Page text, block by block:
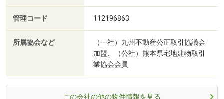
管理コード 112196863
所属協会など
（一社）九州不動産公正取引協議会
加盟、（公社）熊本県宅地建物取引
業協会会員
この会社の他の物件情報を見る